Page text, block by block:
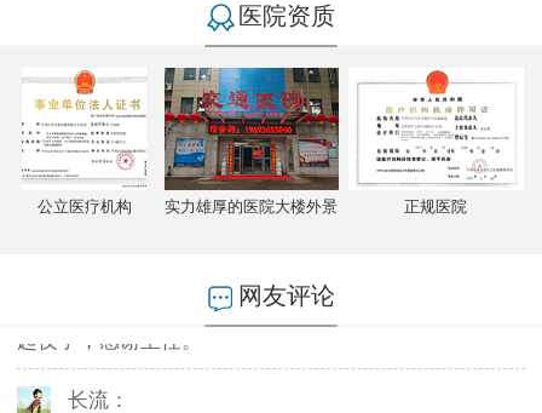
医院资质
公立医疗机构 实力雄厚的医院大楼外景 正规医院
网友评论
小李：
医院环境不错，就是人有点多，多亏手机预约了，
不然排队都要排好久…
陪老公一块去的，环境不错，第二天老公就不怎么
长流：